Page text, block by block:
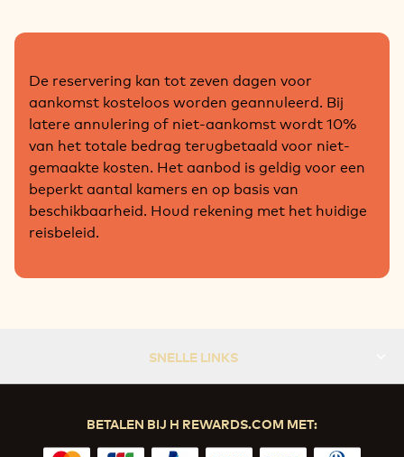
De reservering kan tot zeven dagen voor
aankomst kosteloos worden geannuleerd. Bij
latere annulering of niet-aankomst wordt 10%
van het totale bedrag terugbetaald voor niet-
gemaakte kosten. Het aanbod is geldig voor een
beperkt aantal kamers en op basis van
beschikbaarheid. Houd rekening met het huidige
reisbeleid.
SNELLE LINKS
BETALEN BIJ H REWARDS.COM MET: